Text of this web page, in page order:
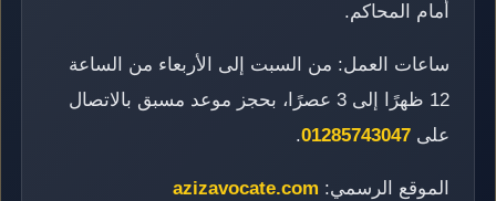
أمام المحاكم.
ساعات العمل: من السبت إلى الأربعاء من الساعة
12 ظهرًا إلى 3 عصرًا، بحجز موعد مسبق بالاتصال
على 01285743047
.
الموقع الرسمي: azizavocate.com